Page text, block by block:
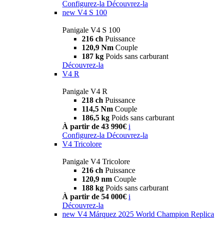
Configurez-la Découvrez-la
new V4 S 100
Panigale V4 S 100
216 ch Puissance
120,9 Nm Couple
187 kg Poids sans carburant
Découvrez-la
V4 R
Panigale V4 R
218 ch Puissance
114,5 Nm Couple
186,5 kg Poids sans carburant
À partir de 43 990€ i
Configurez-la Découvrez-la
V4 Tricolore
Panigale V4 Tricolore
216 ch Puissance
120,9 nm Couple
188 kg Poids sans carburant
À partir de 54 000€ i
Découvrez-la
new V4 Márquez 2025 World Champion Replica